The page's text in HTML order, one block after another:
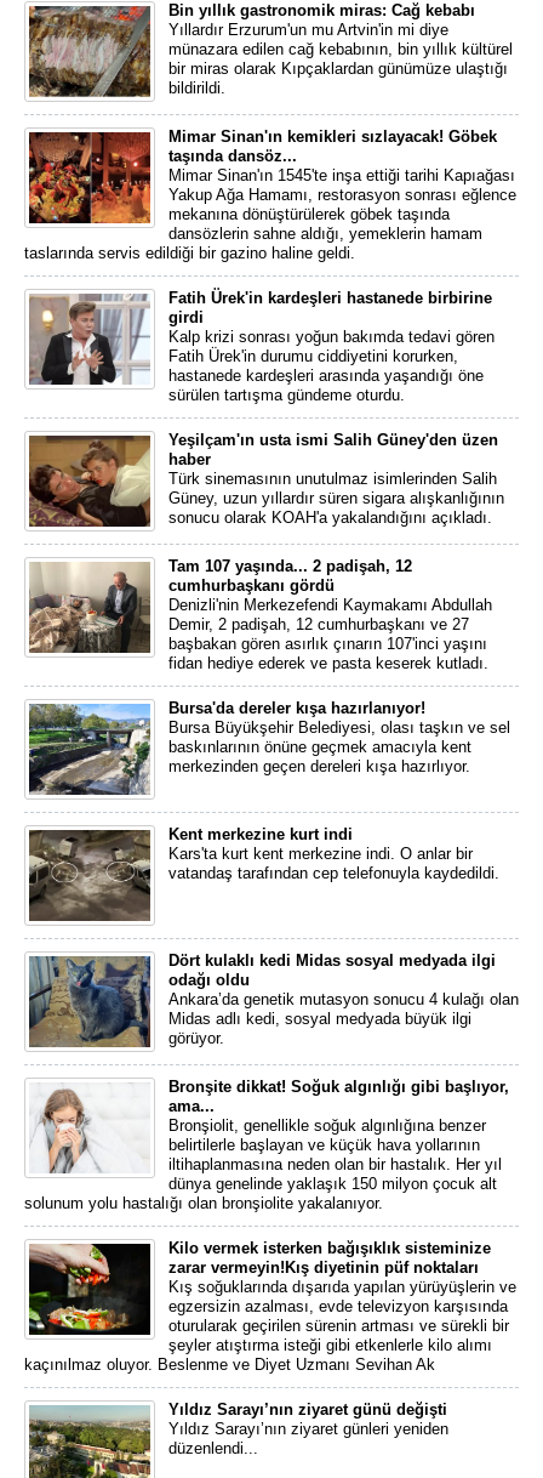
Bin yıllık gastronomik miras: Cağ kebabı
Yıllardır Erzurum'un mu Artvin'in mi diye
münazara edilen cağ kebabının, bin yıllık kültürel
bir miras olarak Kıpçaklardan günümüze ulaştığı
bildirildi.
Mimar Sinan'ın kemikleri sızlayacak! Göbek
taşında dansöz...
Mimar Sinan'ın 1545'te inşa ettiği tarihi Kapıağası
Yakup Ağa Hamamı, restorasyon sonrası eğlence
mekanına dönüştürülerek göbek taşında
dansözlerin sahne aldığı, yemeklerin hamam
taslarında servis edildiği bir gazino haline geldi.
Fatih Ürek'in kardeşleri hastanede birbirine
girdi
Kalp krizi sonrası yoğun bakımda tedavi gören
Fatih Ürek'in durumu ciddiyetini korurken,
hastanede kardeşleri arasında yaşandığı öne
sürülen tartışma gündeme oturdu.
Yeşilçam'ın usta ismi Salih Güney'den üzen
haber
Türk sinemasının unutulmaz isimlerinden Salih
Güney, uzun yıllardır süren sigara alışkanlığının
sonucu olarak KOAH'a yakalandığını açıkladı.
Tam 107 yaşında... 2 padişah, 12
cumhurbaşkanı gördü
Denizli'nin Merkezefendi Kaymakamı Abdullah
Demir, 2 padişah, 12 cumhurbaşkanı ve 27
başbakan gören asırlık çınarın 107'inci yaşını
fidan hediye ederek ve pasta keserek kutladı.
Bursa'da dereler kışa hazırlanıyor!
Bursa Büyükşehir Belediyesi, olası taşkın ve sel
baskınlarının önüne geçmek amacıyla kent
merkezinden geçen dereleri kışa hazırlıyor.
Kent merkezine kurt indi
Kars'ta kurt kent merkezine indi. O anlar bir
vatandaş tarafından cep telefonuyla kaydedildi.
Dört kulaklı kedi Midas sosyal medyada ilgi
odağı oldu
Ankara’da genetik mutasyon sonucu 4 kulağı olan
Midas adlı kedi, sosyal medyada büyük ilgi
görüyor.
Bronşite dikkat! Soğuk algınlığı gibi başlıyor,
ama...
Bronşiolit, genellikle soğuk algınlığına benzer
belirtilerle başlayan ve küçük hava yollarının
iltihaplanmasına neden olan bir hastalık. Her yıl
dünya genelinde yaklaşık 150 milyon çocuk alt
solunum yolu hastalığı olan bronşiolite yakalanıyor.
Kilo vermek isterken bağışıklık sisteminize
zarar vermeyin!Kış diyetinin püf noktaları
Kış soğuklarında dışarıda yapılan yürüyüşlerin ve
egzersizin azalması, evde televizyon karşısında
oturularak geçirilen sürenin artması ve sürekli bir
şeyler atıştırma isteği gibi etkenlerle kilo alımı
kaçınılmaz oluyor. Beslenme ve Diyet Uzmanı Sevihan Ak
Yıldız Sarayı’nın ziyaret günü değişti
Yıldız Sarayı’nın ziyaret günleri yeniden
düzenlendi...